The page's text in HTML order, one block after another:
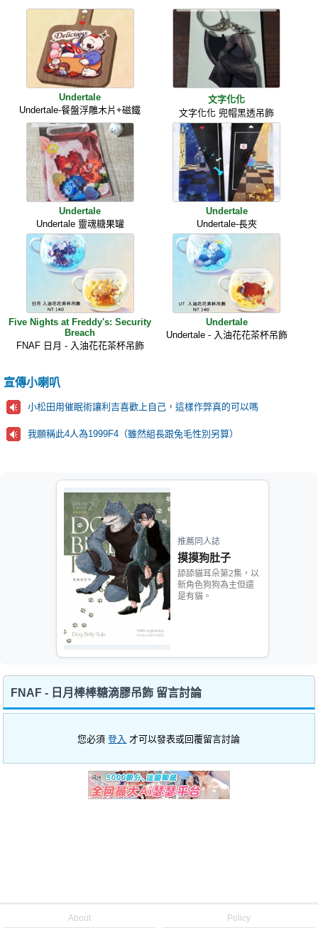
Undertale
Undertale-餐盤浮雕木片+磁鐵
文字化化
文字化化 兜帽黑透吊飾
Undertale
Undertale 靈魂糖果罐
Undertale
Undertale-長夾
Five Nights at Freddy's: Security
Breach
FNAF 日月 - 入油花花茶杯吊飾
Undertale
Undertale - 入油花花茶杯吊飾
宣傳小喇叭
小松田用催眠術讓利吉喜歡上自己，這樣作弊真的可以嗎
我願稱此4人為1999F4（雖然組長跟兔毛性別另算）
推薦同人誌
摸摸狗肚子
舔舔貓耳朵第2集，以
新角色狗狗為主但還
是有貓。
FNAF - 日月棒棒糖滴膠吊飾 留言討論
您必須登入 才可以發表或回覆留言討論
About Policy